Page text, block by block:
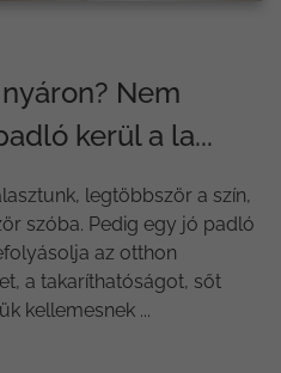
Nem
kerül a la...
legtöbbször a szín,
szóba. Pedig egy jó padló
az otthon
a takaríthatóságot, sőt
kellemesnek ...